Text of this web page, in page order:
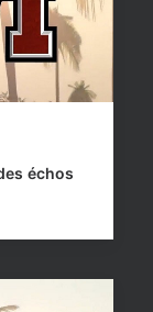
échos